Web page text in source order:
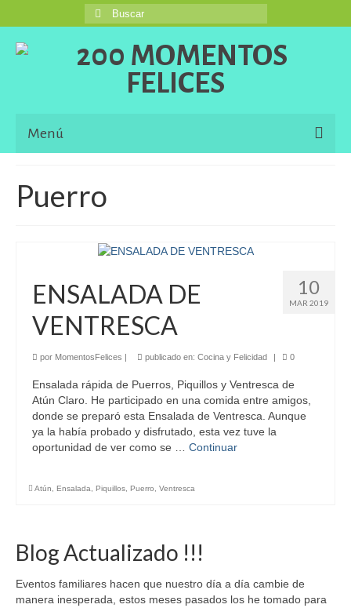
Buscar
por:
Menú
Blog
Una Buena Descripción
El Libro de 200 MOMENTOS FELICES!!!
Contacto
Puerro
10
MAR 2019
ENSALADA DE
VENTRESCA
por MomentosFelices publicado en: Cocina y Felicidad 0
Ensalada rápida de Puerros, Piquillos y Ventresca de
Atún Claro. He participado en una comida entre amigos,
donde se preparó esta Ensalada de Ventresca. Aunque
ya la había probado y disfrutado, esta vez tuve la
oportunidad de ver como se … Continuar
Atún, Ensalada, Piquillos, Puerro, Ventresca
Blog Actualizado !!!
Eventos familiares hacen que nuestro día a día cambie de
manera inesperada, estos meses pasados los he tomado para